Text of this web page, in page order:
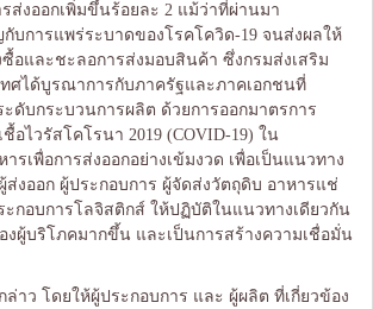
ส่งออกเพิ่มขึ้นร้อยละ 2 แม้ว่าที่ผ่านมา
บการแพร่ระบาดของโรคโควิด-19 จนส่งผลให้
ซื้อและชะลอการส่งมอบสินค้า ซึ่งกรมส่งเสริม
ทศได้บูรณาการกับภาครัฐและภาคเอกชนที่
ะดับกระบวนการผลิต ด้วยการออกมาตรการ
อไวรัสโคโรนา 2019 (COVID-19) ใน
รเพื่อการส่งออกอย่างเข้มงวด เพื่อเป็นแนวทาง
งออก ผู้ประกอบการ ผู้จัดส่งวัตถุดิบ อาหารแช่
ะกอบการโลจิสติกส์ ให้ปฏิบัติในแนวทางเดียวกัน
งผู้บริโภคมากขึ้น และเป็นการสร้างความเชื่อมั่น
าว โดยให้ผู้ประกอบการ และ ผู้ผลิต ที่เกี่ยวข้อง